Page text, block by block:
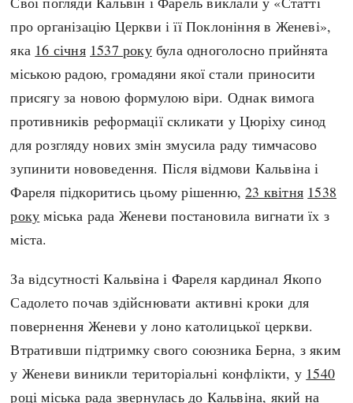
про організацію Церкви і її Поклоніння в Женеві»,
яка 16 січня 1537 рокубула одноголосно прийнята
міською радою, громадяни якої стали приносити
присягу за новою формулою віри. Однак вимога
противників реформації скликати у Цюріху синод
для розгляду нових змін змусила раду тимчасово
зупинити нововедення. Після відмови Кальвіна і
Фареля підкоритись цьому рішенню,23 квітня 1538
року міська рада Женеви постановила вигнати їх з
міста.
За відсутності Кальвіна і Фареля кардинал Якопо
Садолето почав здійснювати активні кроки для
повернення Женеви у лоно католицької церкви.
Втративши підтримку свого союзника Берна, з яким
у Женеви виникли територіальні конфлікти, у 1540
році міська рада звернулась до Кальвіна, який на